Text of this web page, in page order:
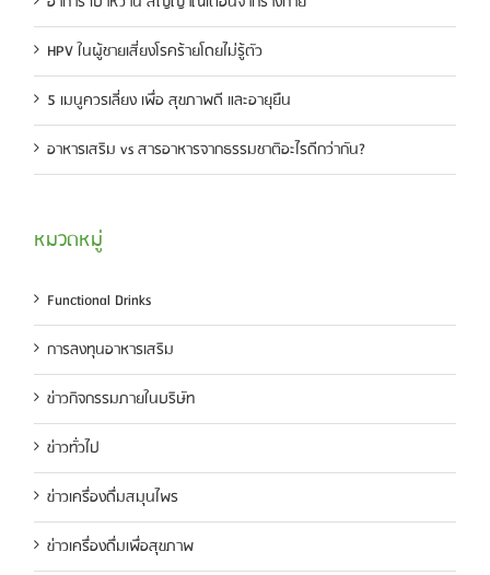
HPV ในผู้ชายเสี่ยงโรคร้ายโดยไม่รู้ตัว
5 เมนูควรเลี่ยง เพื่อ สุขภาพดี และอายุยืน
อาหารเสริม vs สารอาหารจากธรรมชาติอะไรดีกว่ากัน?
หมวดหมู่
Functional Drinks
การลงทุนอาหารเสริม
ข่าวกิจกรรมภายในบริษัท
ข่าวทั่วไป
ข่าวเครื่องดื่มสมุนไพร
ข่าวเครื่องดื่มเพื่อสุขภาพ